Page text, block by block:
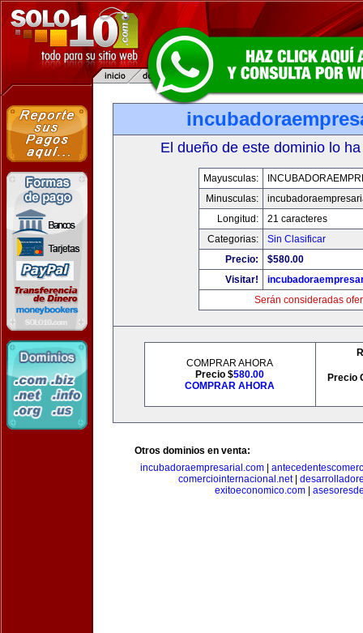
El dueño de este dominio lo
Mayusculas:
Minusculas:
Longitud:
21 caracteres
Categorias:
Sin Clasificar
Precio:
$580.00
Visitar!
Serán consideradas
COMPRAR AHORA
Precio $580.00
COMPRAR AHORA
Precio
Otros dominios en venta:
incubadoraempresarial.com
comerciointernacional.net|
exitoeconomico.com|